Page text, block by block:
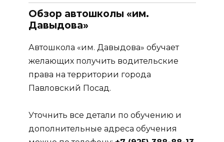
Обзор автошколы «им.
Давыдова»
Автошкола «им. Давыдова» обучает
желающих получить водительские
права на территории города
Павловский Посад.
Уточнить все детали по обучению и
дополнительные адреса обучения